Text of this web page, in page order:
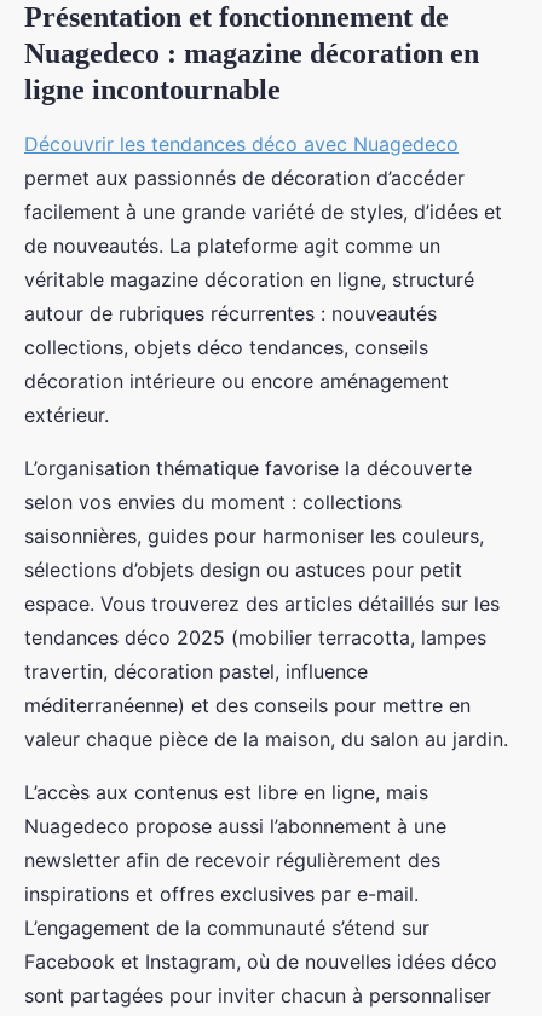
Présentation et fonctionnement de
Nuagedeco : magazine décoration en
ligne incontournable
Découvrir les tendances déco avec Nuagedeco
permet aux passionnés de décoration d’accéder
facilement à une grande variété de styles, d’idées et
de nouveautés. La plateforme agit comme un
véritable magazine décoration en ligne, structuré
autour de rubriques récurrentes : nouveautés
collections, objets déco tendances, conseils
décoration intérieure ou encore aménagement
extérieur.
L’organisation thématique favorise la découverte
selon vos envies du moment : collections
saisonnières, guides pour harmoniser les couleurs,
sélections d’objets design ou astuces pour petit
espace. Vous trouverez des articles détaillés sur les
tendances déco 2025 (mobilier terracotta, lampes
travertin, décoration pastel, influence
méditerranéenne) et des conseils pour mettre en
valeur chaque pièce de la maison, du salon au jardin.
L’accès aux contenus est libre en ligne, mais
Nuagedeco propose aussi l’abonnement à une
newsletter afin de recevoir régulièrement des
inspirations et offres exclusives par e-mail.
L’engagement de la communauté s’étend sur
Facebook et Instagram, où de nouvelles idées déco
sont partagées pour inviter chacun à personnaliser